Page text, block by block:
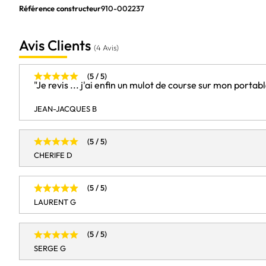
Hauteur
Profondeur
ALIMENTATION
Type d'alimentation
Type de batterie / pile
COMPATIBILITÉ
OS supporté(s)
GARANTIES
Référence constructeur910-002237
Avis Clients (4 Avis)
(5 / 5)
"Je revis ... j'ai enfin un mulot de course sur mon
JEAN-JACQUES B
(5 / 5)
CHERIFE D
(5 / 5)
LAURENT G
(5 / 5)
SERGE G